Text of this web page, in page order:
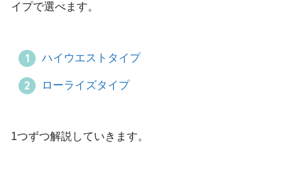
イプで選べます。
ハイウエストタイプ
ローライズタイプ
1つずつ解説していきます。